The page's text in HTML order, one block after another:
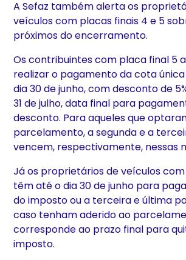
A Sefaz também alerta os
veículos com placas finais 4 e 5
próximos do encerramento.
Os contribuintes com placa final 5
realizar o pagamento da cota única
dia 30 de junho, com desconto de
31 de julho, data final para
desconto. Para aqueles que
parcelamento, a segunda e a
vencem, respectivamente, nessas
Já os proprietários de veículos
têm até o dia 30 de junho para
do imposto ou a terceira e última
caso tenham aderido ao
corresponde ao prazo final para
imposto.